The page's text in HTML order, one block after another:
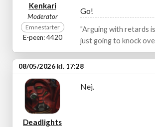
Kenkari
Moderator
Emnestarter
E-peen: 4420
Go!
"Arguing with retards
just going to knock
08/05/2026 kl. 17:28
Deadlights
Nej.